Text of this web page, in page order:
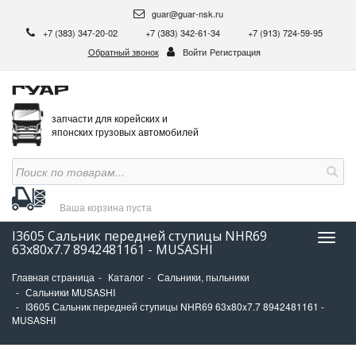
guar@guar-nsk.ru
+7 (383) 347-20-02
+7 (383) 342-61-34
+7 (913) 724-59-95
Обратный звонок
Войти Регистрация
запчасти для корейских и
японских грузовых автомобилей
Ваша корзина пуста
I3605 Сальник передней ступицы NHR69
63x80x7.7 8942481161 - MUSASHI
Главная страница Каталог
Сальники, пыльники
Сальники MUSASHI
I3605 Сальник передней ступицы NHR69 63x80x7.7 8942481161 -
MUSASHI